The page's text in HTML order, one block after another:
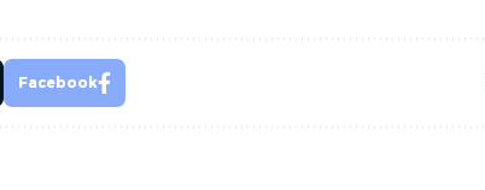
Facebook